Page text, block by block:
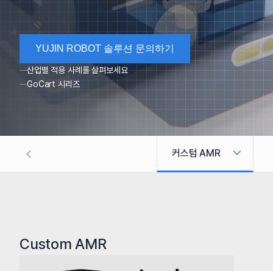
YUJIN ROBOT 솔루션 문의하기
산업별 적용 사례를 살펴보세요
GoCart 시리즈
커스텀 AMR
Custom AMR